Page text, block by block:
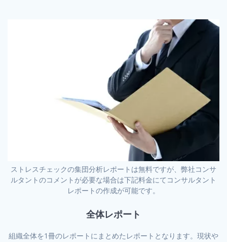
ストレスチェックの集団分析レポートは無料ですが、弊社コンサ
ルタントのコメントが必要な場合は下記料金にてコンサルタント
レポートの作成が可能です。
全体レポート
組織全体を1冊のレポートにまとめたレポートとなります。現状や